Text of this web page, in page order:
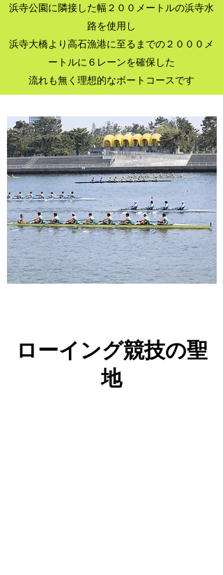
浜寺公園に隣接した幅２００メートルの浜寺水
路を使用し
浜寺大橋より高石漁港に至るまでの２０００メ
ートルに６レーンを確保した
流れも無く理想的なボートコースです
​ローイング競技の聖
地